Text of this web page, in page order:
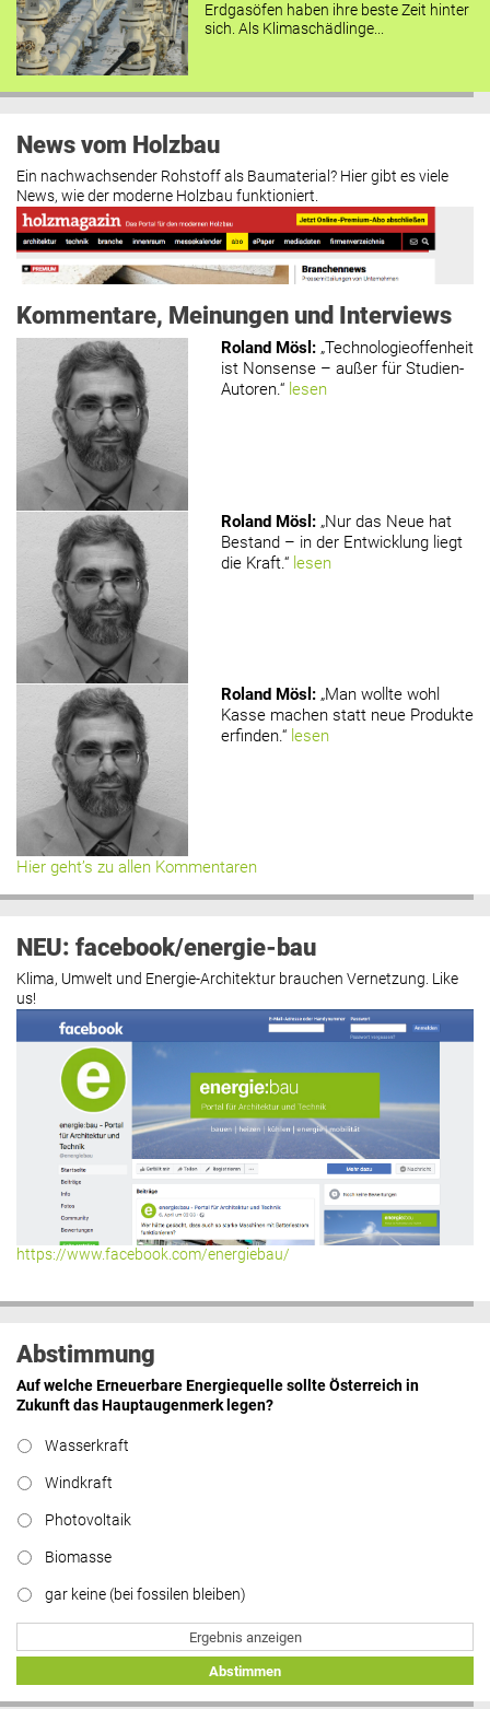
Erdgasöfen haben ihre beste Zeit hinter
sich. Als Klimaschädlinge...
News vom Holzbau
Ein nachwachsender Rohstoff als Baumaterial? Hier gibt es viele
News, wie der moderne Holzbau funktioniert.
www.holzmagazin.com
Kommentare, Meinungen und Interviews
Roland Mösl : „Technologieoffenheit
ist Nonsense – außer für Studien-
Autoren.“ lesen
Roland Mösl : „Nur das Neue hat
Bestand – in der Entwicklung liegt
die Kraft.“ lesen
Roland Mösl : „Man wollte wohl
Kasse machen statt neue Produkte
erfinden.“ lesen
Hier geht’s zu allen Kommentaren
NEU: facebook/energie-bau
Klima, Umwelt und Energie-Architektur brauchen Vernetzung. Like
us!
https://www.facebook.com/energiebau/
Abstimmung
Auf welche Erneuerbare Energiequelle sollte Österreich in
Zukunft das Hauptaugenmerk legen?
Wasserkraft
Windkraft
Photovoltaik
Biomasse
gar keine (bei fossilen bleiben)
Ergebnis anzeigen
Abstimmen